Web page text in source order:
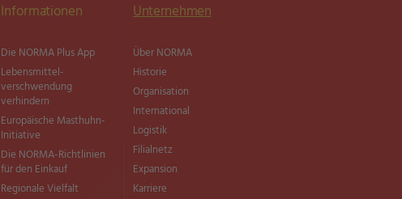
Informationen
Die NORMA Plus App
Lebensmittel­
verschwendung
verhindern
Europäische Masthuhn-
Initiative
Die NORMA-Richtlinien
für den Einkauf
Regionale Vielfalt
Unternehmen
Über NORMA
Historie
Organisation
International
Logistik
Filialnetz
Expansion
Karriere